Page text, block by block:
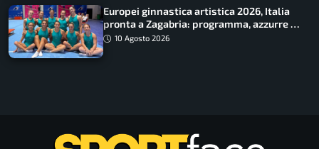
Europei ginnastica artistica 2026, Italia
pronta a Zagabria: programma, azzurre e
diretta tv
10 Agosto 2026